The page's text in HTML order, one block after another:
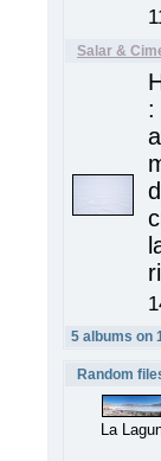
Salar &
:
5 albums on
Random
La